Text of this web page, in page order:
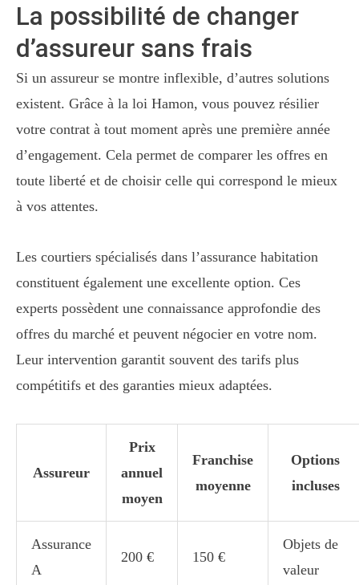
La possibilité de changer
d’assureur sans frais
Si un assureur se montre inflexible, d’autres solutions
existent. Grâce à la loi Hamon, vous pouvez résilier
votre contrat à tout moment après une première année
d’engagement. Cela permet de comparer les offres en
toute liberté et de choisir celle qui correspond le mieux
à vos attentes.
Les courtiers spécialisés dans l’assurance habitation
constituent également une excellente option. Ces
experts possèdent une connaissance approfondie des
offres du marché et peuvent négocier en votre nom.
Leur intervention garantit souvent des tarifs plus
compétitifs et des garanties mieux adaptées.
Assureur
Prix
annuel
moyen
Franchise
moyenne
Options
incluses
Assurance
A
200 € 150 €
Objets de
valeur